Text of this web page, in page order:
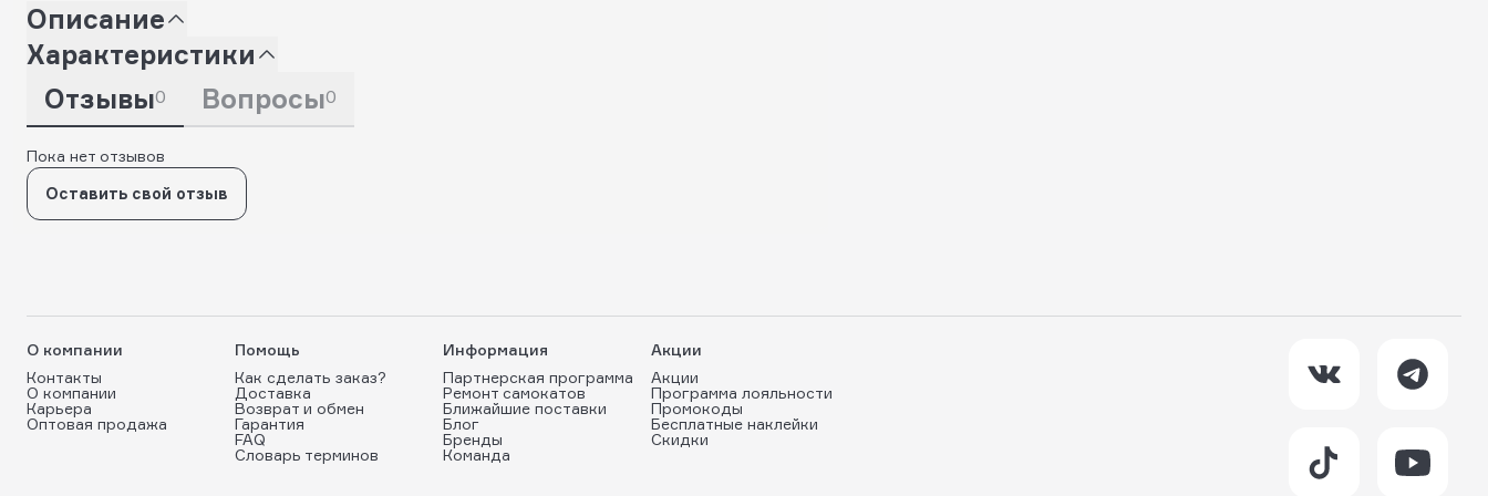
Описание
Характеристики
Отзывы0 Вопросы0
Пока нет отзывов
Оставить свой отзыв
О компании
Контакты
О компании
Карьера
Оптовая продажа
Помощь
Как сделать заказ?
Доставка
Возврат и обмен
Гарантия
FAQ
Словарь терминов
Информация
Партнерская программа
Ремонт самокатов
Ближайшие поставки
Блог
Бренды
Команда
Акции
Акции
Программа лояльности
Промокоды
Бесплатные наклейки
Скидки